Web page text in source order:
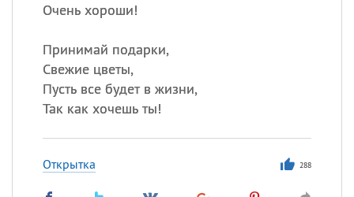
Очень хороши!
Принимай подарки,
Свежие цветы,
Пусть все будет в жизни,
Так как хочешь ты!
Открытка 288
Посмотреть значение